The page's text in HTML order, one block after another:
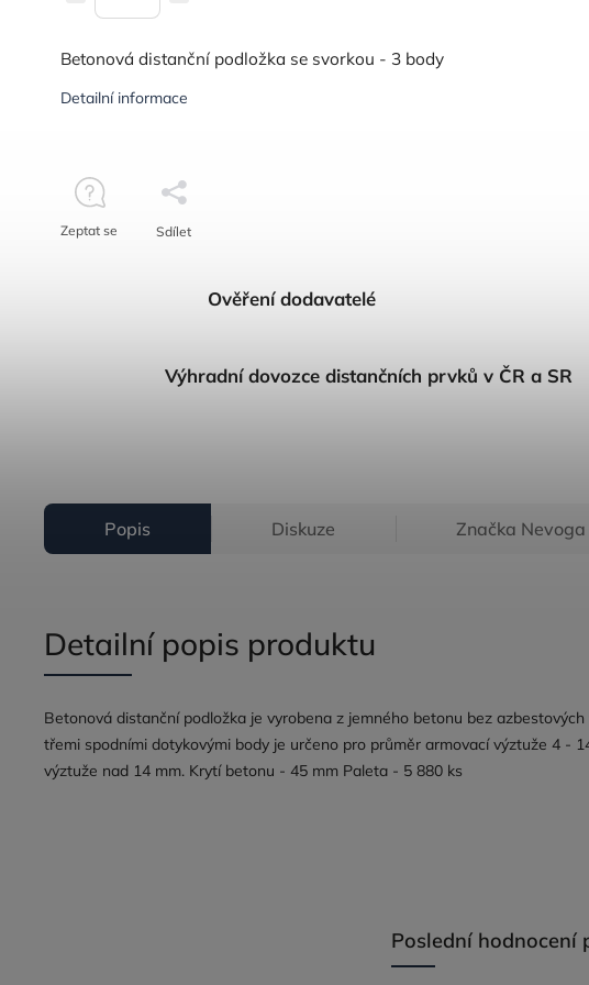
Betonová distanční podložka se svorkou - 3 body
Detailní informace
Zeptat se Sdílet
Ověření dodavatelé
Výhradní dovozce distančních prvků v ČR a SR
Popis Diskuze Značka Nevoga
Detailní popis produktu
Betonová distanční podložka je vyrobena z jemného betonu bez
třemi spodními dotykovými body je určeno pro průměr armovací výztuže 4 -
výztuže nad 14 mm. Krytí betonu - 45 mm Paleta - 5 880 ks
Poslední hodnocení